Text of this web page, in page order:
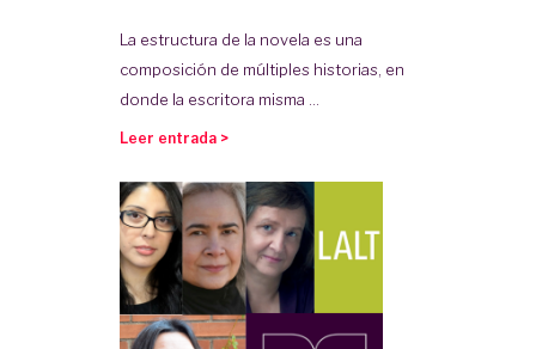
La estructura de la novela es una
composición de múltiples historias, en
donde la escritora misma ...
Leer entrada >